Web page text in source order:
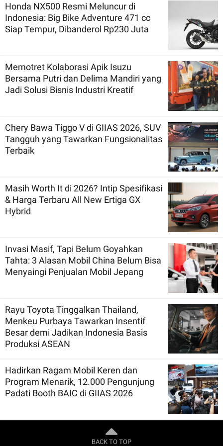
Honda NX500 Resmi Meluncur di
Indonesia: Big Bike Adventure 471 cc
Siap Tempur, Dibanderol Rp230 Juta
Memotret Kolaborasi Apik Isuzu
Bersama Putri dan Delima Mandiri yang
Jadi Solusi Bisnis Industri Kreatif
Chery Bawa Tiggo V di GIIAS 2026, SUV
Tangguh yang Tawarkan Fungsionalitas
Terbaik
Masih Worth It di 2026? Intip Spesifikasi
& Harga Terbaru All New Ertiga GX
Hybrid
Invasi Masif, Tapi Belum Goyahkan
Tahta: 3 Alasan Mobil China Belum Bisa
Menyaingi Penjualan Mobil Jepang
Rayu Toyota Tinggalkan Thailand,
Menkeu Purbaya Tawarkan Insentif
Besar demi Jadikan Indonesia Basis
Produksi ASEAN
Hadirkan Ragam Mobil Keren dan
Program Menarik, 12.000 Pengunjung
Padati Booth BAIC di GIIAS 2026
BACK TO TOP